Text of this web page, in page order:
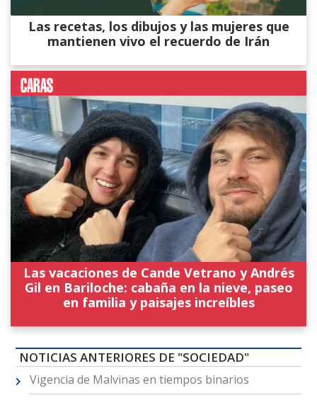
Las recetas, los dibujos y las mujeres que
mantienen vivo el recuerdo de Irán
Las vacaciones de Cande Vetrano y Andrés
Gil en Bariloche: cabaña en la nieve, paseo
en familia y paisajes increíbles
NOTICIAS ANTERIORES DE "SOCIEDAD"
Vigencia de Malvinas en tiempos binarios